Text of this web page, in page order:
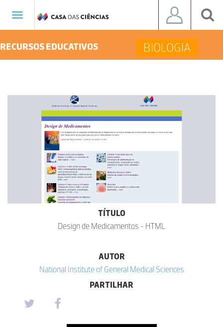
Toggle
RECURSOS EDUCATIVOS BIOLOGIA
TÍTULO
Design de Medicamentos - HTML
AUTOR
National Institute of General Medical Sciences
PARTILHAR